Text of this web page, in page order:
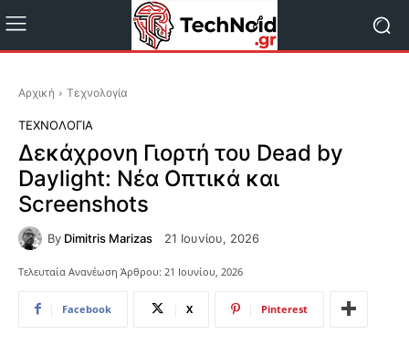
Αρχική Τεχνολογία
ΤΕΧΝΟΛΟΓΊΑ
Δεκάχρονη Γιορτή του Dead by
Daylight: Νέα Οπτικά και
Screenshots
By Dimitris Marizas 21 Ιουνίου, 2026
Τελευταία Ανανέωση Άρθρου: 21 Ιουνίου, 2026
Facebook X Pinterest